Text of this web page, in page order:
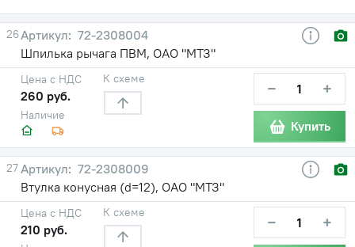
26
72-2308004
Шпилька рычага ПВМ, ОАО "МТЗ"
Наличие
Цена с НДС
260 руб.
К схеме − +
Купить
27
72-2308009
Втулка конусная (d=12), ОАО "МТЗ"
Цена с НДС
210 руб.
К схеме − +